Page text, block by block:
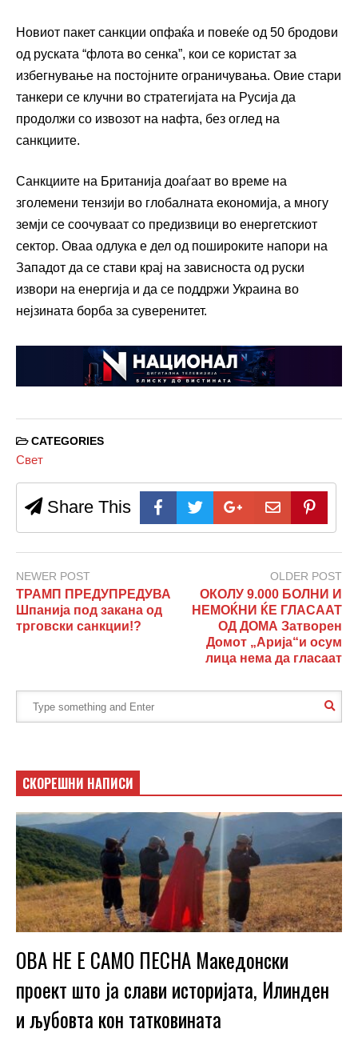
Новиот пакет санкции опфаќа и повеќе од 50 бродови
од руската “флота во сенка”, кои се користат за
избегнување на постојните ограничувања. Овие стари
танкери се клучни во стратегијата на Русија да
продолжи со извозот на нафта, без оглед на
санкциите.
Санкциите на Британија доаѓаат во време на
зголемени тензији во глобалната економија, а многу
земји се соочуваат со предизвици во енергетскиот
сектор. Оваа одлука е дел од пошироките напори на
Западот да се стави крај на зависноста од руски
извори на енергија и да се поддржи Украина во
нејзината борба за суверенитет.
CATEGORIES
Свет
Share This
NEWER POST
ТРАМП ПРЕДУПРЕДУВА
Шпанија под закана од
трговски санкции!?
OLDER POST
ОКОЛУ 9.000 БОЛНИ И
НЕМОЌНИ ЌЕ ГЛАСААТ
ОД ДОМА Затворен
Домот „Арија“и осум
лица нема да гласаат
СКОРЕШНИ НАПИСИ
ОВА НЕ Е САМО ПЕСНА Македонски
проект што ја слави историјата, Илинден
и љубовта кон татковината